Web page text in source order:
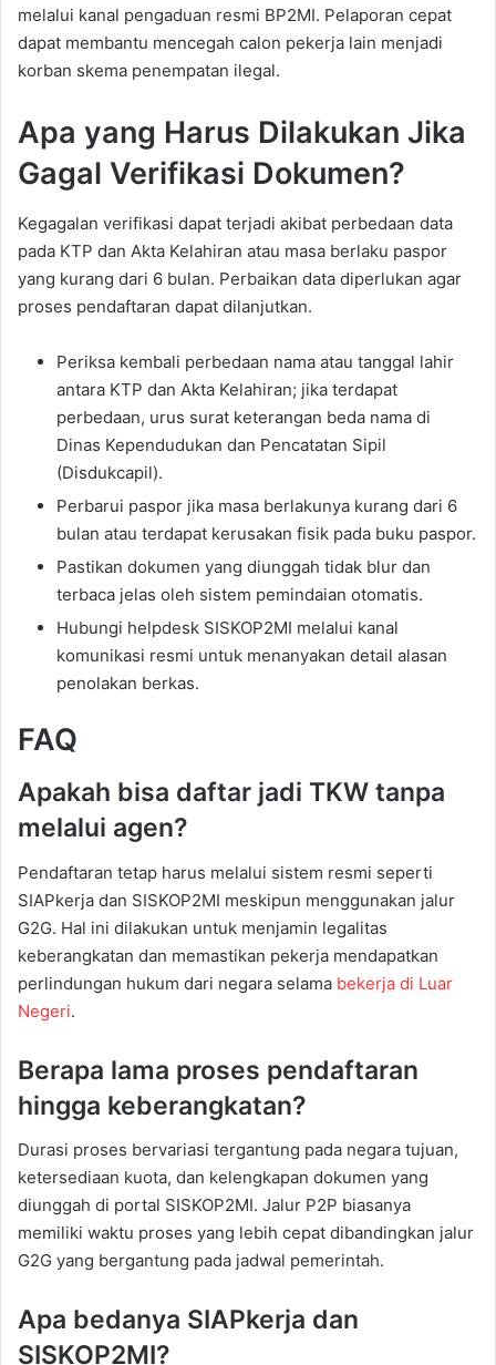
melalui kanal pengaduan resmi BP2MI. Pelaporan cepat
dapat membantu mencegah calon pekerja lain menjadi
korban skema penempatan ilegal.
Apa yang Harus Dilakukan Jika
Gagal Verifikasi Dokumen?
Kegagalan verifikasi dapat terjadi akibat perbedaan data
pada KTP dan Akta Kelahiran atau masa berlaku paspor
yang kurang dari 6 bulan. Perbaikan data diperlukan agar
proses pendaftaran dapat dilanjutkan.
Periksa kembali perbedaan nama atau tanggal lahir
antara KTP dan Akta Kelahiran; jika terdapat
perbedaan, urus surat keterangan beda nama di
Dinas Kependudukan dan Pencatatan Sipil
(Disdukcapil).
Perbarui paspor jika masa berlakunya kurang dari 6
bulan atau terdapat kerusakan fisik pada buku paspor.
Pastikan dokumen yang diunggah tidak blur dan
terbaca jelas oleh sistem pemindaian otomatis.
Hubungi helpdesk SISKOP2MI melalui kanal
komunikasi resmi untuk menanyakan detail alasan
penolakan berkas.
FAQ
Apakah bisa daftar jadi TKW tanpa
melalui agen?
Pendaftaran tetap harus melalui sistem resmi seperti
SIAPkerja dan SISKOP2MI meskipun menggunakan jalur
G2G. Hal ini dilakukan untuk menjamin legalitas
keberangkatan dan memastikan pekerja mendapatkan
perlindungan hukum dari negara selama bekerja di Luar
Negeri.
Berapa lama proses pendaftaran
hingga keberangkatan?
Durasi proses bervariasi tergantung pada negara tujuan,
ketersediaan kuota, dan kelengkapan dokumen yang
diunggah di portal SISKOP2MI. Jalur P2P biasanya
memiliki waktu proses yang lebih cepat dibandingkan jalur
G2G yang bergantung pada jadwal pemerintah.
Apa bedanya SIAPkerja dan
SISKOP2MI?